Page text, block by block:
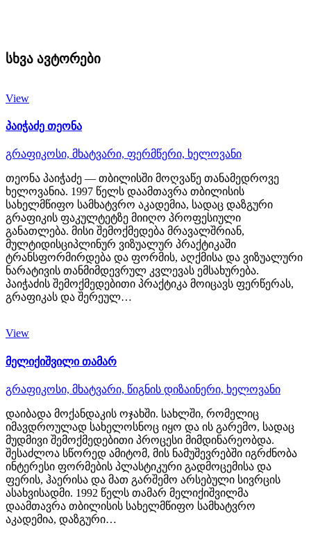
სხვა ავტორები
View
პაიჭაძე თეონა
გრაფიკოსი, მხატვარი, ფერმწერი, ხელოვანი
თეონა პაიჭაძე — თბილისში მოღვაწე თანამედროვე
ხელოვანია. 1997 წელს დაამთავრა თბილისის
სახელმწიფო სამხატვრო აკადემია, სადაც დაზგური
გრაფიკის ფაკულტეტზე მიიღო პროფესიული
განათლება. მისი შემოქმედება მრავალშრიან,
მულტიდისციპლინურ ვიზუალურ პრაქტიკაში
ტრანსფორმირდება და ფორმის, აღქმისა და ვიზუალური
ნარატივის თანმიმდევრულ კვლევას ემსახურება.
პაიჭაძის შემოქმედებითი პრაქტიკა მოიცავს ფერწერას,
გრაფიკას და შერეულ…
View
მელიქიშვილი თამარ
გრაფიკოსი, მხატვარი, წიგნის დიზაინერი, ხელოვანი
დაიბადა მოქანდაკის ოჯახში. სახლში, რომელიც
იმავდროულად სახელოსნოც იყო და ის გარემო, სადაც
მუდმივი შემოქმედებითი პროცესი მიმდინარეობდა.
შესაძლოა სწორედ ამიტომ, მის ნამუშევრებში იგრძნობა
ინტერესი ფორმების პლასტიკური გადმოცემისა და
ფერის, ჰაერისა და მათ გარშემო არსებული სივრცის
ასახვისადმი. 1992 წელს თამარ მელიქიშვილმა
დაამთავრა თბილისის სახელმწიფო სამხატვრო
აკადემია, დაზგური…